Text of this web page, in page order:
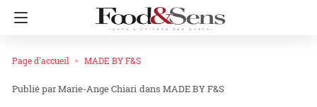
Page d'accueil MADE BY F&S
Marie-Ange Chiari dans MADE BY F&S